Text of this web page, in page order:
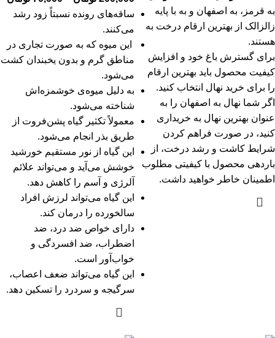
به قرمز، به اصفهان و به با پایه
زالزالک از بهترین ارقام درخت به
هستند.
برای گسترش باغ خود و افزایش
کیفیت محصول باید بهترین ارقام
را برای خرید نهال انتخاب کنید.
اگر شما نهال به اصفهان را به
عنوان بهترین نهال به خریداری
کنید، در صورت فراهم کردن
شرایط کاشت و رشد درخت، از
باردهی محصول با کیفیتی مطلوب
اطمینان خاطر خواهید داشت.
ساقه‌های رونده نسبتاً زود رشد
می‌کنند.
این میوه که به صورت تجاری در
مناطق گرم و بدون یخبندان کشت
می‌شود.
به دلیل میوه‌ی خوشمزه‌اش
شناخته می‌شود.
معمولاً تکثیر گیاه پشن‌فروت از
طریق بذر انجام می‌شود.
این گیاه از نور مستقیم خورشید
خوشش می‌آید و می‌تواند علائم
آلرژی و آسم را کاهش دهد.
این گیاه می‌تواند لرزش افراد
سالخورده را درمان کند.
دارای خواص ضد درد، ضد
اضطراب، ضد افسردگی و
خواب‌آور است.
این گیاه می‌تواند ضعف اعصاب،
سرگیجه و سردرد را تسکین دهد.